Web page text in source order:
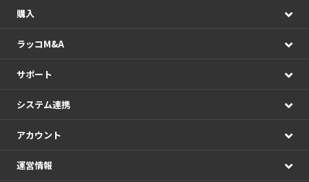
購入
ラッコM&A
サポート
システム連携
アカウント
運営情報